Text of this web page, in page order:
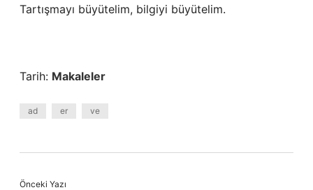
Tartışmayı büyütelim, bilgiyi büyütelim.
Tarih: Makaleler
ad er ve
Önceki Yazı